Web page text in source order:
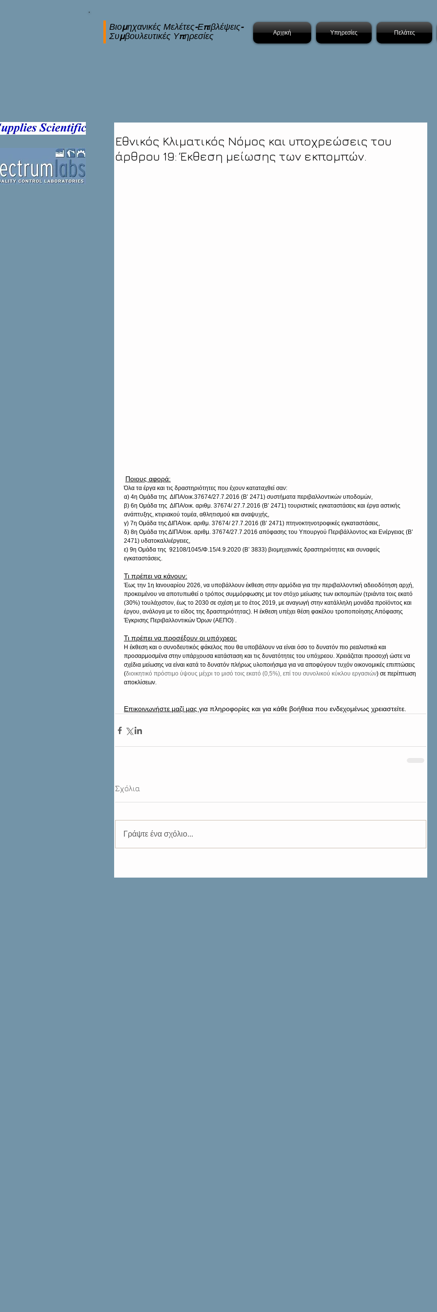
Βιομηχανικές Μελέτες-Επιβλέψεις-
Συμβουλευτικές Υπηρεσίες
Αρχική Υπηρεσίες Πελάτες
Εθνικός Κλιματικός Νόμος και υποχρεώσεις του
άρθρου 19: Έκθεση μείωσης των εκπομπών.
Ποιους αφορά:
Όλα τα έργα και τις δραστηριότητες που έχουν καταταχθεί σαν:
α) 4η Ομάδα της  ΔΙΠΑ/οικ.37674/27.7.2016 (Β’ 2471) συστήματα περιβαλλοντικών υποδομών,
β) 6η Ομάδα της  ΔΙΠΑ/οικ. αριθμ. 37674/ 27.7.2016 (Β’ 2471) τουριστικές εγκαταστάσεις και έργα αστικής
ανάπτυξης, κτιριακού τομέα, αθλητισμού και αναψυχής,
γ) 7η Ομάδα της ΔΙΠΑ/οικ. αριθμ. 37674/ 27.7.2016 (Β’ 2471) πτηνοκτηνοτροφικές εγκαταστάσεις,
δ) 8η Ομάδα της ΔΙΠΑ/οικ. αριθμ. 37674/27.7.2016 απόφασης του Υπουργού Περιβάλλοντος και Ενέργειας (Β’
2471) υδατοκαλλιέργειες,
ε) 9η Ομάδα της  92108/1045/Φ.15/4.9.2020 (Β’ 3833) βιομηχανικές δραστηριότητες και συναφείς
εγκαταστάσεις.
Τι πρέπει να κάνουν:
Έως την 1η Ιανουαρίου 2026, να υποβάλλουν έκθεση στην αρμόδια για την περιβαλλοντική αδειοδότηση αρχή,
προκειμένου να αποτυπωθεί ο τρόπος συμμόρφωσης με τον στόχο μείωσης των εκπομπών (τριάντα τοις εκατό
(30%) τουλάχιστον, έως το 2030 σε σχέση με το έτος 2019, με αναγωγή στην κατάλληλη μονάδα προϊόντος και
έργου, ανάλογα με το είδος της δραστηριότητας). Η έκθεση υπέχει θέση φακέλου τροποποίησης Απόφασης
Έγκρισης Περιβαλλοντικών Όρων (ΑΕΠΟ) .
Τι πρέπει να προσέξουν οι υπόχρεοι:
Η έκθεση και ο συνοδευτικός φάκελος που θα υποβάλουν να είναι όσο το δυνατόν πιο ρεαλιστικά και
προσαρμοσμένα στην υπάρχουσα κατάσταση και τις δυνατότητες του υπόχρεου. Χρειάζεται προσοχή ώστε να
σχέδια μείωσης να είναι κατά το δυνατόν πλήρως υλοποιήσιμα για να αποφύγουν τυχόν οικονομικές επιπτώσεις
(διοικητικό πρόστιμο ύψους μέχρι το μισό τοις εκατό (0,5%), επί του συνολικού κύκλου εργασιών) σε περίπτωση
αποκλίσεων.
Επικοινωνήστε μαζί μας για πληροφορίες και για κάθε βοήθεια που ενδεχομένως χρειαστείτε.
Σχόλια
Γράψτε ένα σχόλιο...